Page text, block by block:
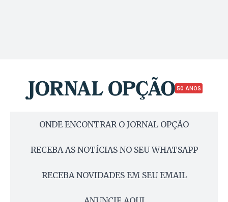
50 ANOS
ONDE ENCONTRAR O JORNAL OPÇÃO
RECEBA AS NOTÍCIAS NO SEU WHATSAPP
RECEBA NOVIDADES EM SEU EMAIL